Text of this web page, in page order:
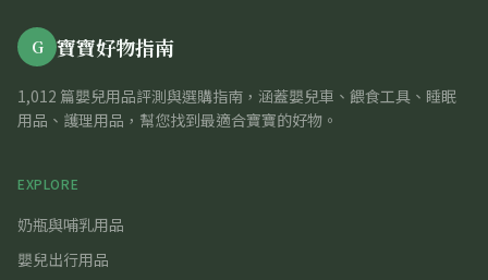
G 寶寶好物指南
1,012 篇嬰兒用品評測與選購指南，涵蓋嬰兒車、餵食工具、睡眠
用品、護理用品，幫您找到最適合寶寶的好物。
EXPLORE
奶瓶與哺乳用品
嬰兒出行用品